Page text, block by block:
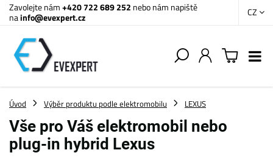
Zavolejte nám+420 722 689 252 nebo nám napiště
nainfo@evexpert.cz CZ
Úvod Výběr produktu podle elektromobilu LEXUS
Vše pro Váš elektromobil nebo
plug-in hybrid Lexus